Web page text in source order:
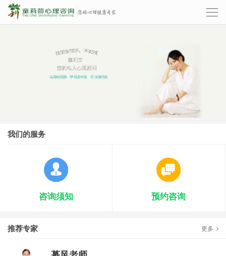
我们的服务
咨询须知 预约咨询
推荐专家 更多